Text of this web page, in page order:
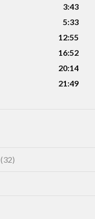
3:43
5:33
12:55
16:52
20:14
21:49
(32)